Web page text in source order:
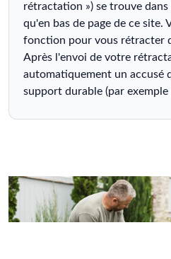
rétractation ») se trouve
qu'en bas de page de ce site.
fonction pour vous rétracter
Après l'envoi de votre
automatiquement un accusé